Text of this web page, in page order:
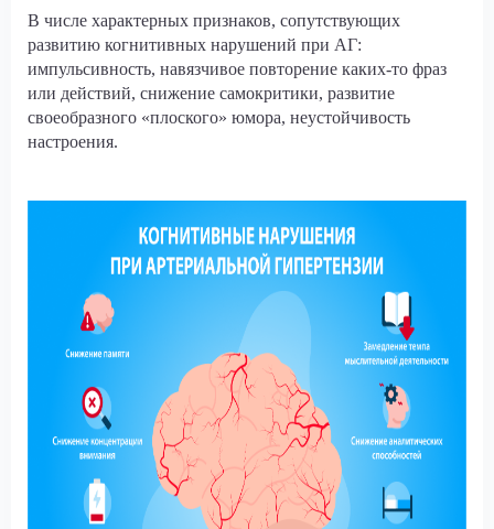
В числе характерных признаков, сопутствующих
развитию когнитивных нарушений при АГ:
импульсивность, навязчивое повторение каких-то фраз
или действий, снижение самокритики, развитие
своеобразного «плоского» юмора, неустойчивость
настроения.